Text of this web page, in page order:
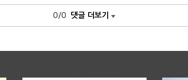
0/0 댓글 더보기